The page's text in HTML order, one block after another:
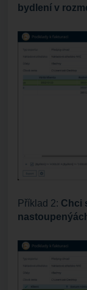
bydlení v
Příklad 2: Chci